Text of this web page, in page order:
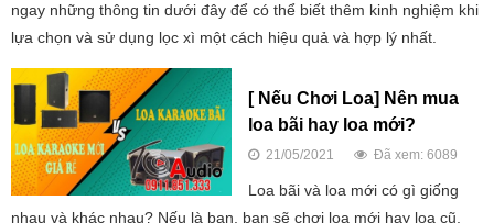
ngay những thông tin dưới đây để có thể biết thêm kinh nghiệm khi
lựa chọn và sử dụng lọc xì một cách hiệu quả và hợp lý nhất.
[ Nếu Chơi Loa] Nên mua
loa bãi hay loa mới?
21/05/2021 Đã xem: 6089
Loa bãi và loa mới có gì giống
nhau và khác nhau? Nếu là bạn, bạn sẽ chơi loa mới hay loa cũ,